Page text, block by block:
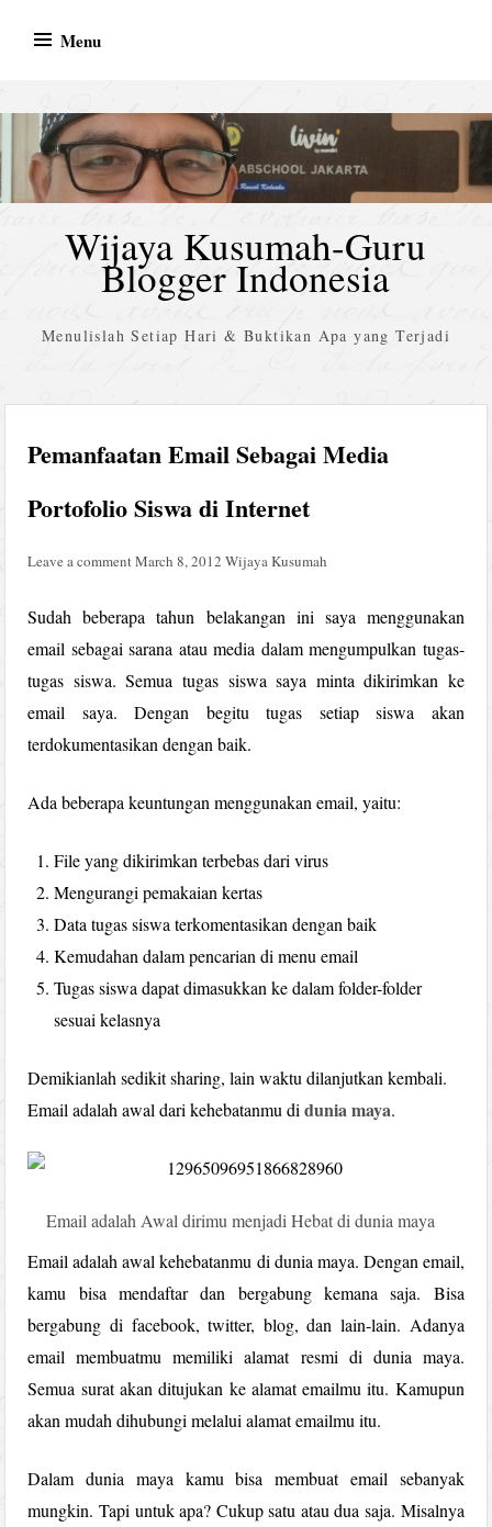
Menu
Wijaya Kusumah-Guru
Blogger Indonesia
Menulislah Setiap Hari & Buktikan Apa yang Terjadi
Pemanfaatan Email Sebagai Media
Portofolio Siswa di Internet
Leave a comment March 8, 2012 Wijaya Kusumah
Sudah beberapa tahun belakangan ini saya menggunakan
email sebagai sarana atau media dalam mengumpulkan tugas-
tugas siswa. Semua tugas siswa saya minta dikirimkan ke
email saya. Dengan begitu tugas setiap siswa akan
terdokumentasikan dengan baik.
Ada beberapa keuntungan menggunakan email, yaitu:
File yang dikirimkan terbebas dari virus
Mengurangi pemakaian kertas
Data tugas siswa terkomentasikan dengan baik
Kemudahan dalam pencarian di menu email
Tugas siswa dapat dimasukkan ke dalam folder-folder
sesuai kelasnya
Demikianlah sedikit sharing, lain waktu dilanjutkan kembali.
Email adalah awal dari kehebatanmu didunia maya.
Email adalah Awal dirimu menjadi Hebat di dunia maya
Email adalah awal kehebatanmu di dunia maya. Dengan email,
kamu bisa mendaftar dan bergabung kemana saja. Bisa
bergabung di facebook, twitter, blog, dan lain-lain. Adanya
email membuatmu memiliki alamat resmi di dunia maya.
Semua surat akan ditujukan ke alamat emailmu itu. Kamupun
akan mudah dihubungi melalui alamat emailmu itu.
Dalam dunia maya kamu bisa membuat email sebanyak
mungkin. Tapi untuk apa? Cukup satu atau dua saja. Misalnya